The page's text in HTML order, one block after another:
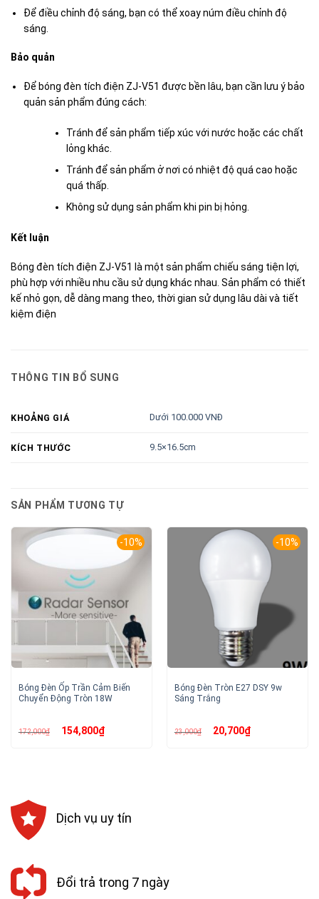
Để điều chỉnh độ sáng, bạn có thể xoay núm điều chỉnh độ
sáng.
Bảo quản
Để bóng đèn tích điện ZJ-V51 được bền lâu, bạn cần lưu ý bảo
quản sản phẩm đúng cách:
Tránh để sản phẩm tiếp xúc với nước hoặc các chất
lỏng khác.
Tránh để sản phẩm ở nơi có nhiệt độ quá cao hoặc
quá thấp.
Không sử dụng sản phẩm khi pin bị hỏng.
Kết luận
Bóng đèn tích điện ZJ-V51 là một sản phẩm chiếu sáng tiện lợi,
phù hợp với nhiều nhu cầu sử dụng khác nhau. Sản phẩm có thiết
kế nhỏ gọn, dễ dàng mang theo, thời gian sử dụng lâu dài và tiết
kiệm điện
THÔNG TIN BỔ SUNG
KHOẢNG GIÁ Dưới 100.000 VNĐ
KÍCH THƯỚC 9.5×16.5cm
SẢN PHẨM TƯƠNG TỰ
-10%
Bóng Đèn Ốp Trần Cảm Biến
Chuyển Động Tròn 18W
172,000₫ Giá
gốc154,800₫Giá
-10%
Bóng Đèn Tròn E27 DSY 9w
Sáng Trắng
23,000₫ Giá
gốc20,700₫Giá
Dịch vụ uy tín
Đổi trả trong 7 ngày